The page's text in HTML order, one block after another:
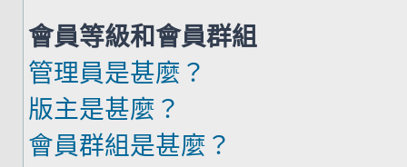
會員等級和會員群組
管理員是甚麼？
版主是甚麼？
會員群組是甚麼？